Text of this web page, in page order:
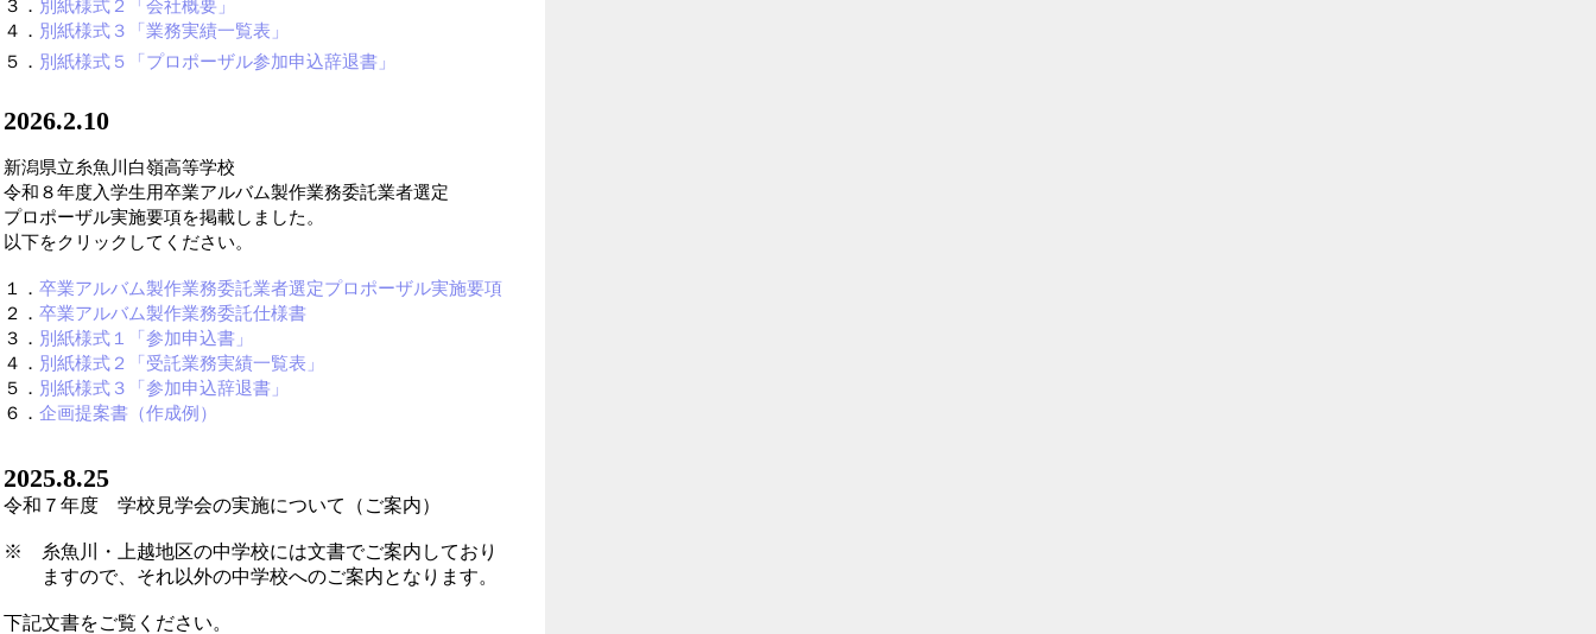
３． 別紙様式２「会社概要」
４． 別紙様式３「業務実績一覧表」
５． 別紙様式５「プロポーザル参加申込辞退書」
2026.2.10
新潟県立糸魚川白嶺高等学校
令和８年度入学生用卒業アルバム製作業務委託業者選定
プロポーザル実施要項を掲載しました。
以下をクリックしてください。
１． 卒業アルバム製作業務委託業者選定プロポーザル実施要項
２． 卒業アルバム製作業務委託仕様書
３． 別紙様式１「参加申込書」
４． 別紙様式２「受託業務実績一覧表」
５． 別紙様式３「参加申込辞退書」
６． 企画提案書（作成例）
2025.8.25
令和７年度 学校見学会の実施について（ご案内）
※ 糸魚川・上越地区の中学校には文書でご案内しており
ますので、それ以外の中学校へのご案内となります。
下記文書をご覧ください。